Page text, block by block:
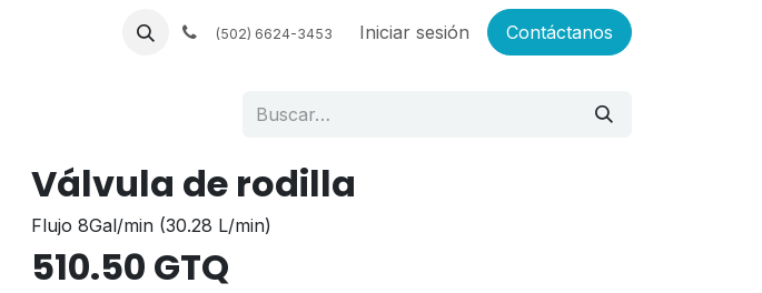
Servicios de fábrica Empleos
(502) 6624-3453 Iniciar sesión Contáctanos
Válvula de rodilla
Flujo 8Gal/min (30.28 L/min)
510.50 GTQ